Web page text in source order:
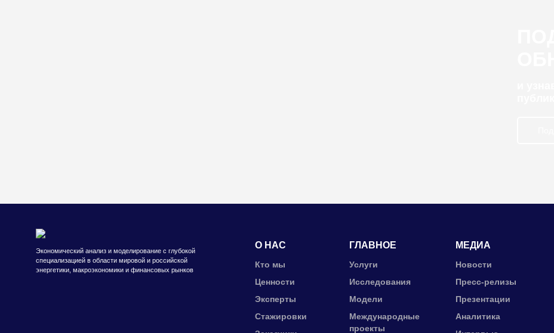
Экономический анализ и моделирование с глубокой
специализацией в области мировой и российской
энергетики, макроэкономики и финансовых рынков
О НАС
Кто мы
Ценности
Эксперты
Стажировки
ГЛАВНОЕ
Услуги
Исследования
Модели
Международные
проекты
МЕДИА
Новости
Пресс-релизы
Презентации
Аналитика